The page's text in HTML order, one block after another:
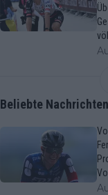
Beliebte Nachrichten